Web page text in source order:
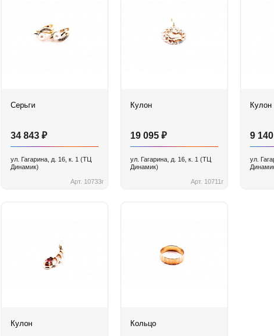
Серьги
34 843 ₽
ул. Гагарина, д. 16, к. 1 (ТЦ
Динамик)
Арт. 10733г
Кулон
19 095 ₽
ул. Гагарина, д. 16, к. 1 (ТЦ
Динамик)
Арт. 10711г
Кулон
9 140
ул.
Кулон Кольцо